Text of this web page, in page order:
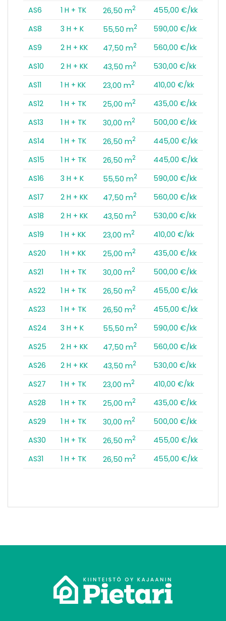
AS6
1 H + TK 26,50 m2
455,00 €/kk
AS8
3 H + K 55,50 m2
590,00 €/kk
AS9
2 H + KK 47,50 m2
560,00 €/kk
AS10
2 H + KK 43,50 m2
530,00 €/kk
AS11
1 H + KK 23,00 m2
410,00 €/kk
AS12
1 H + TK 25,00 m2
435,00 €/kk
AS13
1 H + TK 30,00 m2
500,00 €/kk
AS14
1 H + TK 26,50 m2
445,00 €/kk
AS15
1 H + TK 26,50 m2
445,00 €/kk
AS16
3 H + K 55,50 m2
590,00 €/kk
AS17
2 H + KK 47,50 m2
560,00 €/kk
AS18
2 H + KK 43,50 m2
530,00 €/kk
AS19
1 H + KK 23,00 m2
410,00 €/kk
AS20
1 H + KK 25,00 m2
435,00 €/kk
AS21
1 H + TK 30,00 m2
500,00 €/kk
AS22
1 H + TK 26,50 m2
455,00 €/kk
AS23
1 H + TK 26,50 m2
455,00 €/kk
AS24
3 H + K 55,50 m2
590,00 €/kk
AS25
2 H + KK 47,50 m2
560,00 €/kk
AS26
2 H + KK 43,50 m2
530,00 €/kk
AS27
1 H + TK 23,00 m2
410,00 €/kk
AS28
1 H + TK 25,00 m2
435,00 €/kk
AS29
1 H + TK 30,00 m2
500,00 €/kk
AS30
1 H + TK 26,50 m2
455,00 €/kk
AS31
1 H + TK 26,50 m2 455,00 €/kk